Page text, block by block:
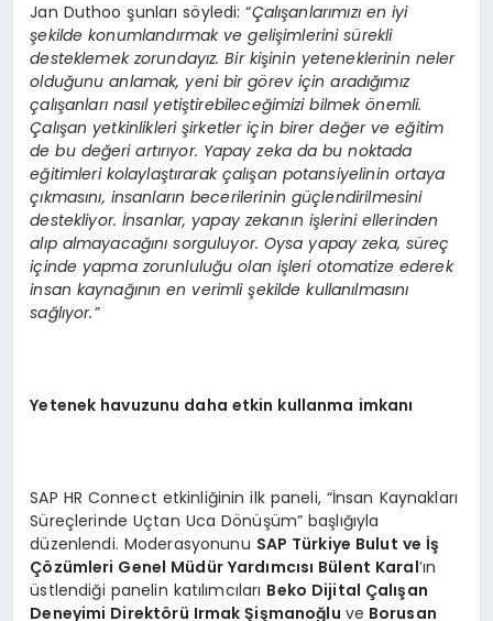
Jan Duthoo şunları söyledi: “Çalışanlarımızı en iyi
şekilde konumlandırmak ve gelişimlerini sürekli
desteklemek zorundayız. Bir kişinin yeteneklerinin neler
olduğunu anlamak, yeni bir görev için aradığımız
çalışanları nasıl yetiştirebileceğimizi bilmekönemli.
Çalışan yetkinlikleri şirketler için birer değer ve eğitim
de bu değeri artırıyor. Yapay zeka da bu noktada
eğitimleri kolaylaştırarak çalışan potansiyelinin ortaya
çıkmasını, insanların becerilerinin güçlendirilmesini
destekliyor. İnsanlar, yapay zekanın işlerini ellerinden
alıp almayacağını sorguluyor. Oysa yapay zeka, süreç
içinde yapma zorunluluğu olan işleri otomatize ederek
insan kaynağının en verimli şekilde kullanılmasını
sağlıyor.”
Yetenek havuzunu daha etkin kullanma imkanı
SAP HR Connect etkinliğinin ilk paneli, “İnsan Kaynakları
Süreçlerinde Uçtan Uca Dönüşüm” başlığıyla
düzenlendi. Moderasyonunu SAP Türkiye Bulut ve İş
Çözümleri Genel Müdür Yardımcısı Bülent Karal’ın
üstlendiği panelin katılımcıları Beko Dijital Çalışan
Deneyimi Direktörü Irmak Şişmanoğlu ve Borusan